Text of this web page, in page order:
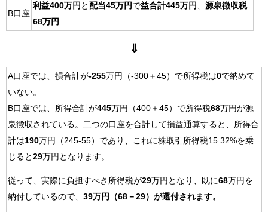
B口座
利益400万円 と 配当45万円 で益合計445万円
源泉徴収税
68万円
⇓
A口座では、損合計が-255万円（-300＋45）で所得税は0で納めて
いない。
B口座では、所得合計が445万円（400＋45）で所得税68万円が源
泉徴収されている。二つの口座を合計して損益通算すると、所得合
計は190万円（245-55）であり、これに株取引所得税15.32%を乗
じると 29万円となります。
従って、実際に負担すべき所得税が29万円となり、既に68万円を
納付しているので、 39万円（68－29）が還付されます。